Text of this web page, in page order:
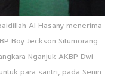
Al Hasany menerima
Boy Jeckson Situmorang
Nganjuk AKBP Dwi
para santri, pada Senin